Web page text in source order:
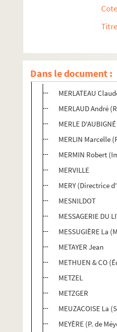
Cote
Titre
Dans le document :
1 J 257.
1 J 258.
1 J 260.
1 J 261.
MERLATEAU
MERLAUD André
MERLE D'AUBIGNÉ
MERLIN Marcelle
MERMIN Robert
MERVILLE
MERY (Directrice
MESNILDOT
MESSAGERIE DU
MESSUGIÈRE La
METAYER Jean
METHUEN & CO
METZEL
METZGER
MEUZACOISE La
MEYÈRE (P. de